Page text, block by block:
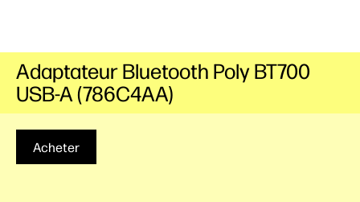
Acheter
Adaptateur Bluetooth Poly BT700
USB-A (786C4AA)